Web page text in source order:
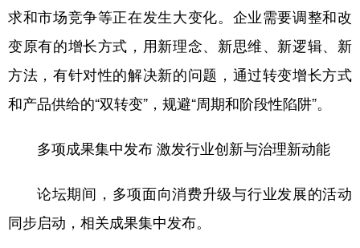
求和市场竞争等正在发生大变化。企业需要调整和改
变原有的增长方式，用新理念、新思维、新逻辑、新
方法，有针对性的解决新的问题，通过转变增长方式
和产品供给的“双转变”，规避“周期和阶段性陷阱”。
多项成果集中发布 激发行业创新与治理新动能
论坛期间，多项面向消费升级与行业发展的活动
同步启动，相关成果集中发布。